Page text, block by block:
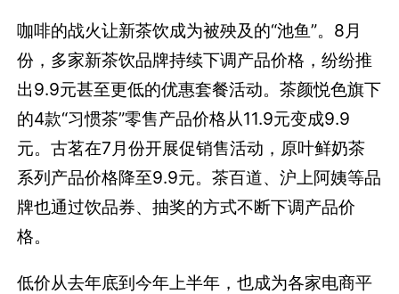
咖啡的战火让新茶饮成为被殃及的“池鱼”。8月
份，多家新茶饮品牌持续下调产品价格，纷纷推
出9.9元甚至更低的优惠套餐活动。茶颜悦色旗下
的4款“习惯茶”零售产品价格从11.9元变成9.9
元。古茗在7月份开展促销售活动，原叶鲜奶茶
系列产品价格降至9.9元。茶百道、沪上阿姨等品
牌也通过饮品券、抽奖的方式不断下调产品价
格。
低价从去年底到今年上半年，也成为各家电商平